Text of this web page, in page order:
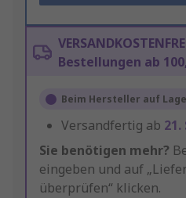
Bestellungen ab
Beim Hersteller auf
Versandfertig ab
Sie benötigen mehr?
eingeben und auf
überprüfen“ klicken.